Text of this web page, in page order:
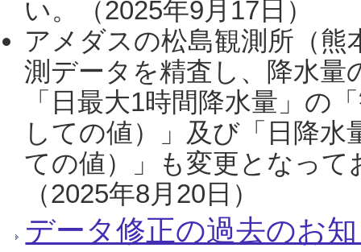
い。（2025年9月17日）
アメダスの松島観測所（熊
測データを精査し、降水
「日最大1時間降水量」の
しての値）」及び「日降
ての値）」も変更となっ
（2025年8月20日）
データ修正の過去のお